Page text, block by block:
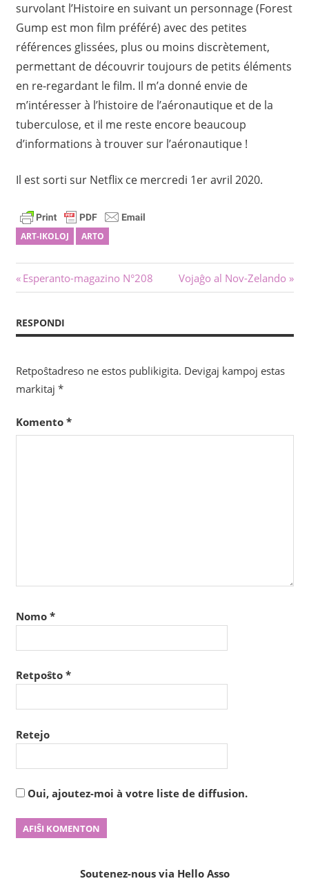
survolant l’Histoire en suivant un personnage (Forest
Gump est mon film préféré) avec des petites
références glissées, plus ou moins discrètement,
permettant de découvrir toujours de petits éléments
en re-regardant le film. Il m’a donné envie de
m’intéresser à l’histoire de l’aéronautique et de la
tuberculose, et il me reste encore beaucoup
d’informations à trouver sur l’aéronautique !
Il est sorti sur Netflix ce mercredi 1er avril 2020.
ART-IKOLOJ ARTO
Navigado
afiŝoj
Antaŭa
afiŝo:
Esperanto-magazino N°208
Sekva
afiŝo:
Vojaĝo al Nov-Zelando
RESPONDI
Retpoŝtadreso ne estos publikigita. Devigaj kampoj estas
markitaj *
Komento *
Nomo *
Retpoŝto *
Retejo
Oui, ajoutez-moi à votre liste de diffusion.
Soutenez-nous via Hello Asso